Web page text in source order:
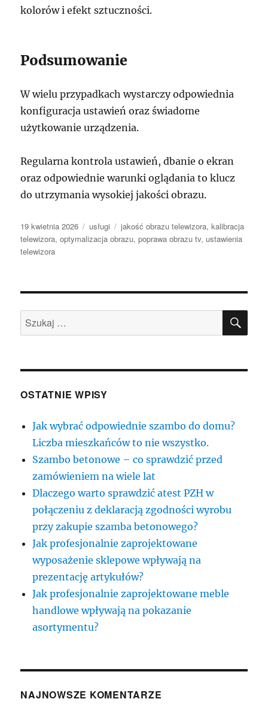
kolorów i efekt sztuczności.
Podsumowanie
W wielu przypadkach wystarczy odpowiednia
konfiguracja ustawień oraz świadome
użytkowanie urządzenia.
Regularna kontrola ustawień, dbanie o ekran
oraz odpowiednie warunki oglądania to klucz
do utrzymania wysokiej jakości obrazu.
Data
publikacji
19 kwietnia 2026 Kategorie
usługi Tagi
jakość obrazu telewizora,kalibracja
telewizora,optymalizacja obrazu,poprawa obrazu tv, ustawienia
telewizora
Szukaj:
OSTATNIE WPISY
Jak wybrać odpowiednie szambo do domu?
Liczba mieszkańców to nie wszystko.
Szambo betonowe – co sprawdzić przed
zamówieniem na wiele lat
Dlaczego warto sprawdzić atest PZH w
połączeniu z deklaracją zgodności wyrobu
przy zakupie szamba betonowego?
Jak profesjonalnie zaprojektowane
wyposażenie sklepowe wpływają na
prezentację artykułów?
Jak profesjonalnie zaprojektowane meble
handlowe wpływają na pokazanie
asortymentu?
NAJNOWSZE KOMENTARZE